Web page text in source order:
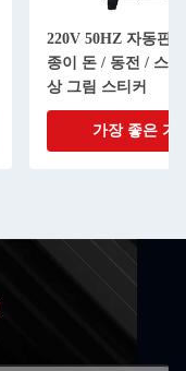
220V 50HZ 자동판
종이 돈 / 동전 / 스
상 그림 스티커
가장 좋은 가